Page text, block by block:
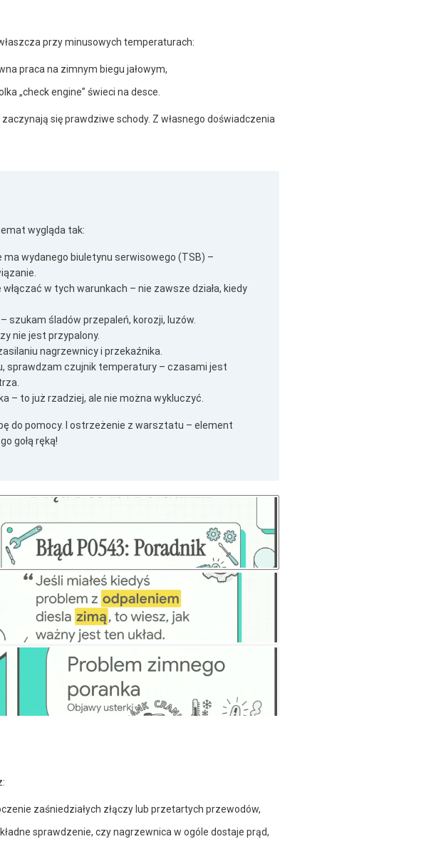
przy minusowych temperaturach:
praca na zimnym biegu jałowym,
„check engine” świeci na desce.
się prawdziwe schody. Z własnego doświadczenia
wygląda tak:
ma wydanego biuletynu serwisowego (TSB) –
w tych warunkach – nie zawsze działa, kiedy
szukam śladów przepaleń, korozji, luzów.
nie jest przypalony.
nagrzewnicy i przekaźnika.
sprawdzam czujnik temperatury – czasami jest
– to już rzadziej, ale nie można wykluczyć.
do pomocy. I ostrzeżenie z warsztatu – element
gołą ręką!
zaśniedziałych złączy lub przetartych przewodów,
sprawdzenie, czy nagrzewnica w ogóle dostaje prąd,